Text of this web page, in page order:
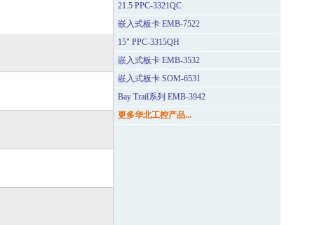
21.5 PPC-3321QC
嵌入式板卡 EMB-7522
15" PPC-3315QH
嵌入式板卡 EMB-3532
嵌入式板卡 SOM-6531
Bay Trail系列 EMB-3942
更多华北工控产品...